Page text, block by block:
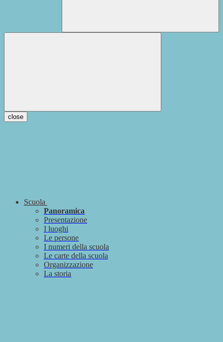
close
Scuola
Panoramica
Presentazione
I luoghi
Le persone
I numeri della scuola
Le carte della scuola
Organizzazione
La storia